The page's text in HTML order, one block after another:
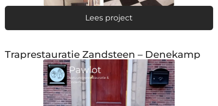
Lees project
Traprestauratie Zandsteen – Denekamp